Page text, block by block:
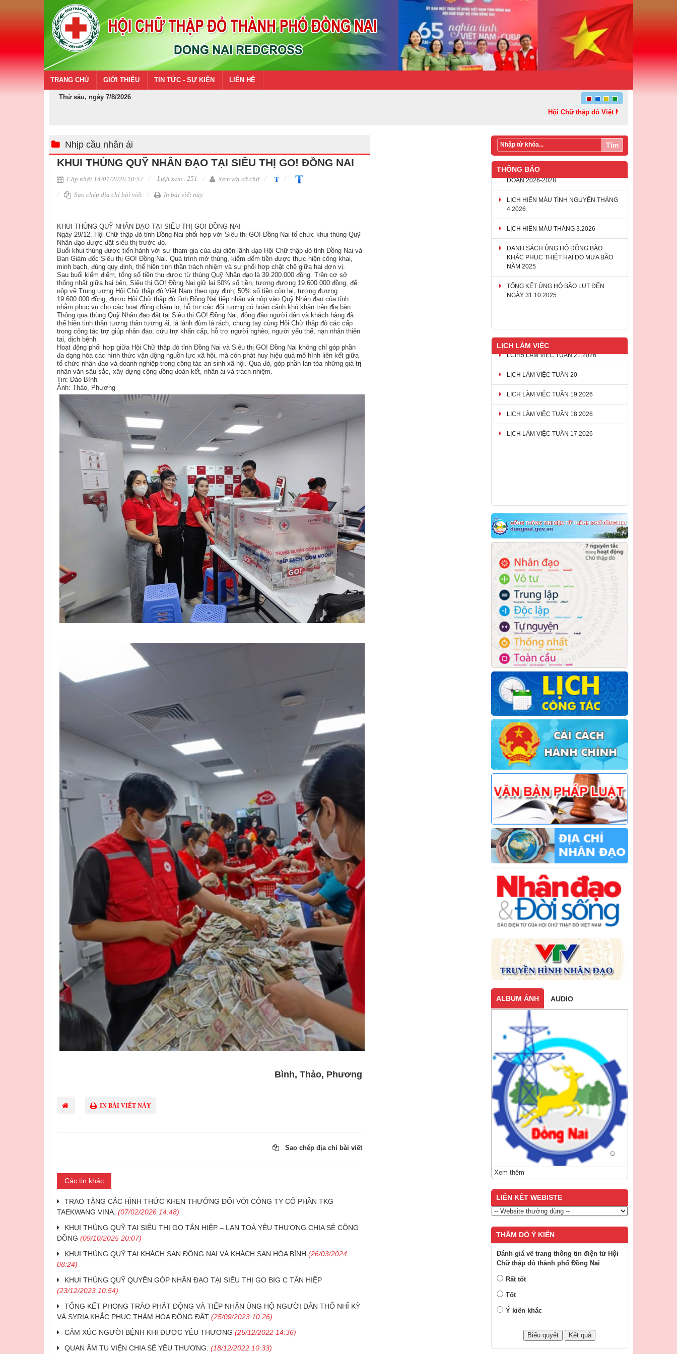
TRANG CHỦ GIỚI THIỆU TIN TỨC - SỰ KIỆN LIÊN HỆ
Thứ sáu, ngày 7/8/2026
Hội Chữ thập đỏ Việt Nam: Kết nối – Sẻ chia
Tìm
Nhịp cầu nhân ái
KHUI THÙNG QUỸ NHÂN ĐẠO TẠI SIÊU THỊ GO! ĐỒNG NAI
Cập nhật 14/01/2026 10:57 Lượt xem : 251 Xem với cỡ chữ
Sao chép địa chỉ bài viết In bài viết này
KHUI THÙNG QUỸ NHÂN ĐẠO TẠI SIÊU THỊ GO! ĐỒNG NAI
Ngày 29/12, Hội Chữ thập đỏ tỉnh Đồng Nai phối hợp với Siêu thị GO! Đồng Nai tổ chức khui thùng Quỹ
Nhân đạo được đặt siêu thị trước đó.
Buổi khui thùng được tiến hành với sự tham gia của đại diện lãnh đạo Hội Chữ thập đỏ tỉnh Đồng Nai và
Ban Giám đốc Siêu thị GO! Đồng Nai. Quá trình mở thùng, kiểm đếm tiền được thực hiện công khai,
minh bạch, đúng quy định, thể hiện tinh thần trách nhiệm và sự phối hợp chặt chẽ giữa hai đơn vị.
Sau buổi kiểm điếm, tổng số tiền thu được từ thùng Quỹ Nhân đạo là 39.200.000 đồng. Trên cơ sở
thống nhất giữa hai bên, Siêu thị GO! Đồng Nai giữ lại 50% số tiền, tương đương 19.600.000 đồng, để
nộp về Trung ương Hội Chữ thập đỏ Việt Nam theo quy định; 50% số tiền còn lại, tương đương
19.600.000 đồng, được Hội Chữ thập đỏ tỉnh Đồng Nai tiếp nhận và nộp vào Quỹ Nhân đạo của tỉnh
nhằm phục vụ cho các hoạt động chăm lo, hỗ trợ các đối tượng có hoàn cảnh khó khăn trên địa bàn.
Thông qua thùng Quỹ Nhân đạo đặt tại Siêu thị GO! Đồng Nai, đông đảo người dân và khách hàng đã
thể hiện tinh thần tương thân tương ái, lá lành đùm lá rách, chung tay cùng Hội Chữ thập đỏ các cấp
trong công tác trợ giúp nhân đạo, cứu trợ khẩn cấp, hỗ trợ người nghèo, người yếu thế, nạn nhân thiên
tai, dịch bệnh.
Hoạt động phối hợp giữa Hội Chữ thập đỏ tỉnh Đồng Nai và Siêu thị GO! Đồng Nai không chỉ góp phần
đa dạng hóa các hình thức vận động nguồn lực xã hội, mà còn phát huy hiệu quả mô hình liên kết giữa
tổ chức nhân đạo và doanh nghiệp trong công tác an sinh xã hội. Qua đó, góp phần lan tỏa những giá trị
nhân văn sâu sắc, xây dựng cộng đồng đoàn kết, nhân ái và trách nhiệm.
Tin: Đào Bình
Ảnh: Thảo, Phương​
Bình, Thảo, Phương
IN BÀI VIẾT NÀY
Sao chép địa chỉ bài viết
Các tin khác
TRAO TẶNG CÁC HÌNH THỨC KHEN THƯỞNG ĐỐI VỚI CÔNG TY CỔ PHẦN TKG
TAEKWANG VINA. (07/02/2026 14:48)
KHUI THÙNG QUỸ TẠI SIÊU THỊ GO TÂN HIỆP – LAN TOẢ YÊU THƯƠNG CHIA SẺ CỘNG
ĐỒNG (09/10/2025 20:07)
​KHUI THÙNG QUỸ TẠI KHÁCH SẠN ĐỒNG NAI VÀ KHÁCH SẠN HÒA BÌNH (26/03/2024
08:24)
KHUI THÙNG QUỸ QUYÊN GÓP NHÂN ĐẠO TẠI SIÊU THỊ GO BIG C TÂN HIỆP
(23/12/2023 10:54)
​TỔNG KẾT PHONG TRÀO PHÁT ĐỘNG VÀ TIẾP NHẬN ỦNG HỘ NGƯỜI DÂN THỔ NHĨ KỲ
VÀ SYRIA KHẮC PHỤC THẢM HỌA ĐỘNG ĐẤT (25/09/2023 10:26)
CẢM XÚC NGƯỜI BỆNH KHI ĐƯỢC YÊU THƯƠNG (25/12/2022 14:36)
​QUAN ÂM TU VIỆN CHIA SẺ YÊU THƯƠNG. (18/12/2022 10:33)
THÔNG BÁO
LỊCH HIẾN MÁU TÌNH NGUYỆN THÁNG
LỊCH HIẾN MÁU THÁNG 3.2026
DANH SÁCH ỦNG HỘ ĐỒNG BÀO
NĂM 2025
TỔNG KẾT ỦNG HỘ BÃO LỤT ĐẾN
THƯ MỜI CHÀO GIÁ QUÀ TẶNG, SUẤT
LỊCH LÀM VIỆC
ALBUM ẢNH AUDIO
Xem thêm
LIÊN KẾT WEBISTE
THĂM DÒ Ý KIẾN
Đánh giá về trang thông tin điện tử Hội
Chữ thập đỏ thành phố Đồng Nai
Rất tốt
Tốt
Ý kiến khác